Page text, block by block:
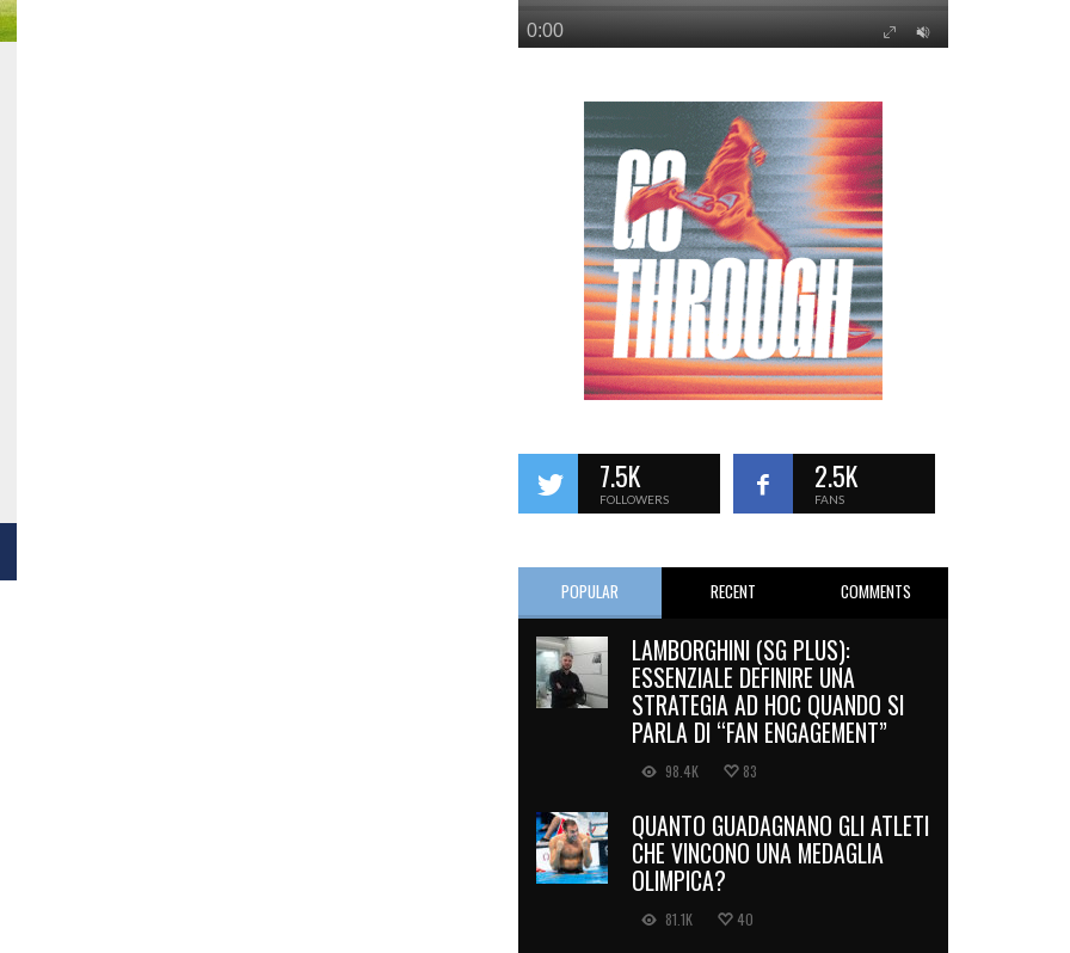
7.5K
FOLLOWERS
2.5K
FANS
POPULAR RECENT COMMENTS
LAMBORGHINI (SG PLUS):
ESSENZIALE DEFINIRE UNA
STRATEGIA AD HOC QUANDO SI
PARLA DI “FAN ENGAGEMENT”
98.4K 83
QUANTO GUADAGNANO GLI ATLETI
CHE VINCONO UNA MEDAGLIA
OLIMPICA?
81.1K 40